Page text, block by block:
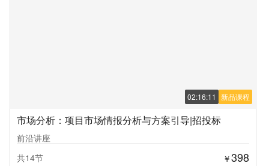
新品课程
02:16:11
市场分析：项目市场情报分析与方案引导|招投标
前沿讲座
共14节
￥398